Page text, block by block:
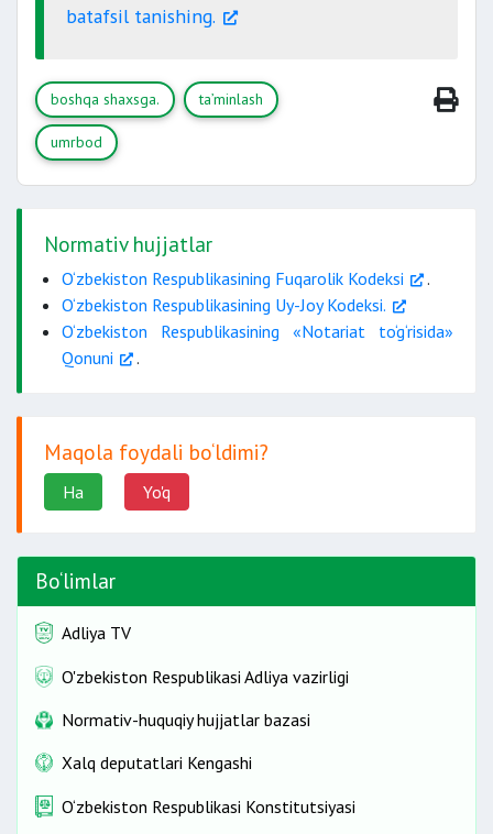
batafsil tanishing.
boshqa shaxsga. ta’minlash
umrbod
Normativ hujjatlar
O‘zbekiston Respublikasining Fuqarolik Kodeksi
.
O‘zbekiston Respublikasining Uy-Joy Kodeksi.
O‘zbekiston Respublikasining «Notariat to‘g‘risida»
Qonuni
.
Maqola foydali bo‘ldimi?
Ha Yo'q
Bo‘limlar
Adliya TV
O'zbekiston Respublikasi Adliya vazirligi
Normativ-huquqiy hujjatlar bazasi
Xalq deputatlari Kengashi
O‘zbekiston Respublikasi Konstitutsiyasi